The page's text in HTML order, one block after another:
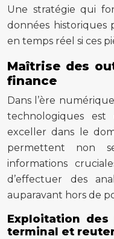
Une stratégie qui
données historiques
en temps réel si ces
Maîtrise des
finance
Dans l’ère
technologiques est
exceller dans le
permettent non
informations
d’effectuer des
auparavant hors de
Exploitation
terminal et